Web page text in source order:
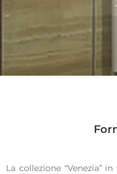
La collezione “Venezia”